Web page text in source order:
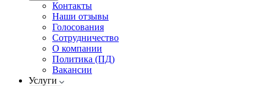
Контакты
Наши отзывы
Голосования
Сотрудничество
О компании
Политика (ПД)
Вакансии
Услуги